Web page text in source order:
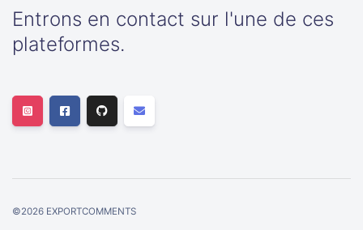
Entrons en contact sur l'une de ces
plateformes.
©2026 EXPORTCOMMENTS